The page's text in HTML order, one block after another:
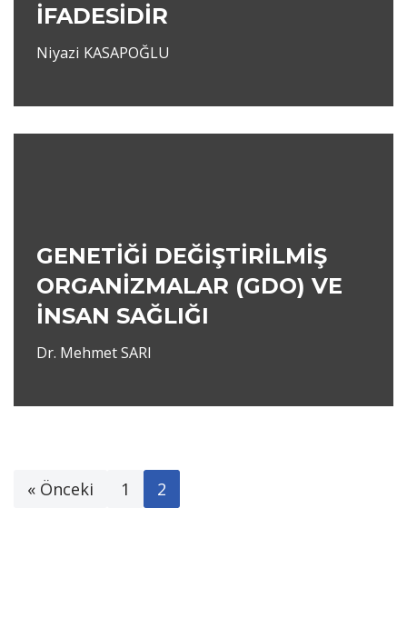
İFADESİDİR
Niyazi KASAPOĞLU
GENETİĞİ DEĞİŞTİRİLMİŞ
ORGANİZMALAR (GDO) VE
İNSAN SAĞLIĞI
Dr. Mehmet SARI
« Önceki 1 2